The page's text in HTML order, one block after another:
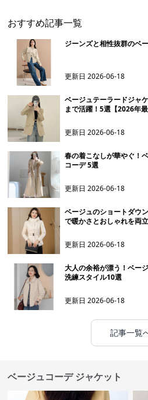
おすすめ記事一覧
ジーンズと相性抜群のベ
更新日2026-06-18
ベージュテーラードジャ
まで活躍！5選【2026年最
更新日2026-06-18
春の着こなしが華やぐ！
コーデ 5選
更新日2026-06-18
ベージュのショートダウ
で暖かさとおしゃれを両立
更新日2026-06-18
大人の余裕が漂う！ベー
洗練スタイル10選
更新日2026-06-18
記事一覧
ベージュコーデ ジャケット